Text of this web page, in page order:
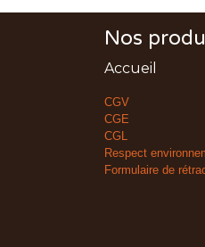
Nos
Accueil
CGV
CGE
CGL
Respect
Formulaire de